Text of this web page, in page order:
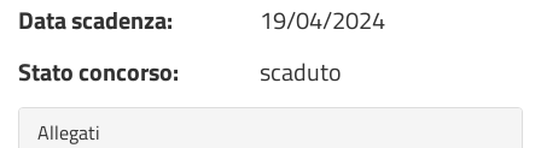
Data scadenza:
19/04/2024
Stato concorso:
scaduto
Nascondi
Allegati